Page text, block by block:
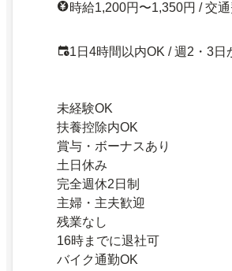
時給1,200円〜1,350円 / 交
1日4時間以内OK / 週2・3日
未経験OK
扶養控除内OK
賞与・ボーナスあり
土日休み
完全週休2日制
主婦・主夫歓迎
残業なし
16時までに退社可
バイク通勤OK